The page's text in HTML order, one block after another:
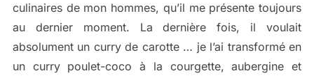
culinaires de mon hommes, qu’il me présente toujours
au dernier moment. La dernière fois, il voulait
absolument un curry de carotte … je l’ai transformé en
un curry poulet-coco à la courgette, aubergine et